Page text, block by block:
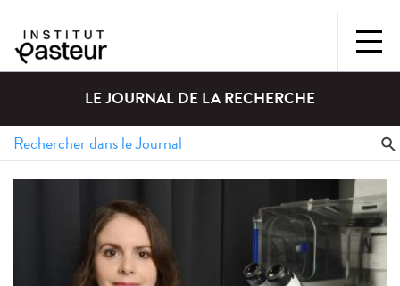
LE JOURNAL DE LA RECHERCHE